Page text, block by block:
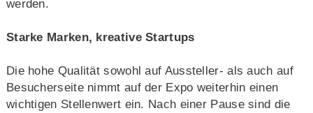
werden.
Starke Marken, kreative Startups
Die hohe Qualität sowohl auf Aussteller- als auch auf
Besucherseite nimmt auf der Expo weiterhin einen
wichtigen Stellenwert ein. Nach einer Pause sind die